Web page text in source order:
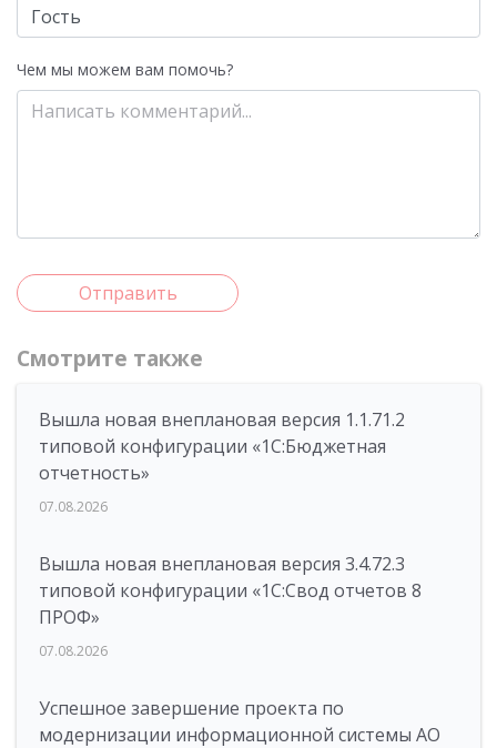
Чем мы можем вам помочь?
Отправить
Смотрите также
Вышла новая внеплановая версия 1.1.71.2
типовой конфигурации «1C:Бюджетная
отчетность»
07.08.2026
Вышла новая внеплановая версия 3.4.72.3
типовой конфигурации «1C:Свод отчетов 8
ПРОФ»
07.08.2026
Успешное завершение проекта по
модернизации информационной системы АО